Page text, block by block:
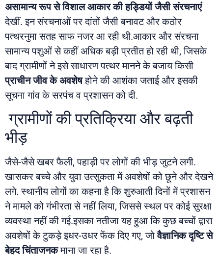
असामान्य रूप से विशाल आकार की हड्डियों जैसी संरचनाएं
देखीं. इन संरचनाओं पर दांतों जैसी बनावट और कठोर
पत्थरनुमा सतह साफ नजर आ रही थी.आकार और संरचना
सामान्य पशुओं से कहीं अधिक बड़ी प्रतीत हो रही थी, जिसके
बाद ग्रामीणों ने इसे साधारण पत्थर मानने के बजाय किसी
प्राचीन जीव के अवशेषहोने की आशंका जताई और इसकी
सूचना गांव के सरपंच व प्रशासन को दी.
ग्रामीणों की प्रतिक्रिया और बढ़ती
भीड़
जैसे-जैसे खबर फैली, पहाड़ी पर लोगों की भीड़ जुटने लगी.
खासकर बच्चे और युवा उत्सुकता में अवशेषों को छूने और देखने
लगे. स्थानीय लोगों का कहना है कि शुरुआती दिनों में प्रशासन
ने मामले को गंभीरता से नहीं लिया, जिससे स्थल पर कोई सुरक्षा
व्यवस्था नहीं की गई.इसका नतीजा यह हुआ कि कुछ बच्चों द्वारा
अवशेषों के टुकड़े इधर-उधर फेंक दिए गए, जोवैज्ञानिक दृष्टि से
बेहद चिंताजनकमाना जा रहा है.